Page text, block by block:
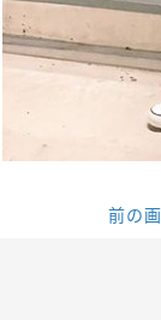
前の